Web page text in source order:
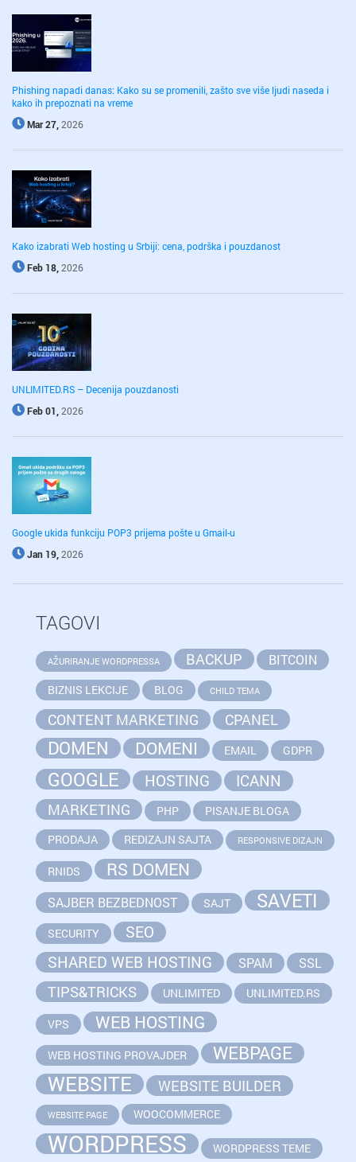
Phishing napadi danas: Kako su se promenili, zašto sve više ljudi naseda i
kako ih prepoznati na vreme
Mar 27,2026
Kako izabrati Web hosting u Srbiji: cena, podrška i pouzdanost
Feb 18,2026
UNLIMITED.RS – Decenija pouzdanosti
Feb 01,2026
Google ukida funkciju POP3 prijema pošte u Gmail-u
Jan 19,2026
TAGOVI
AŽURIRANJE WORDPRESSA BACKUP BITCOIN
BIZNIS LEKCIJE BLOG CHILD TEMA
CONTENT MARKETING CPANEL
DOMEN DOMENI EMAIL GDPR
GOOGLE HOSTING ICANN
MARKETING PHP
PISANJE BLOGA
PRODAJA
REDIZAJN SAJTA RESPONSIVE DIZAJN
RNIDS RS DOMEN
SAJBER BEZBEDNOST SAJT SAVETI
SECURITY
SEO
SHARED WEB HOSTING
SPAM SSL
TIPS&TRICKS UNLIMITED UNLIMITED.RS
VPS WEB HOSTING
WEB HOSTING PROVAJDER WEBPAGE
WEBSITE WEBSITE BUILDER
WEBSITE PAGE WOOCOMMERCE
WORDPRESS
WORDPRESS TEME